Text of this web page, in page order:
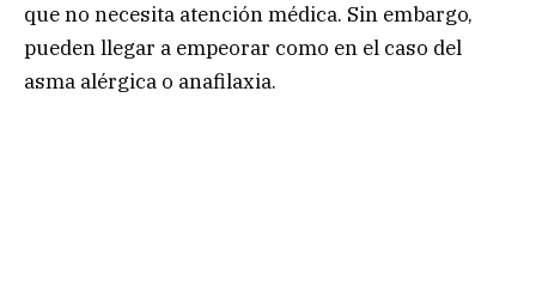
que no necesita atención médica. Sin embargo,
pueden llegar a empeorar como en el caso del
asma alérgica o anafilaxia.